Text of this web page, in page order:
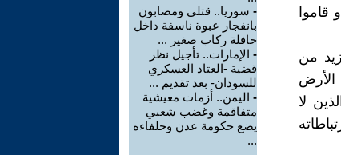
من
لا
- سوريا.. قتلى ومصابون
بانفجار عبوة ناسفة داخل
حافلة ركاب صغير ...
- الإمارات.. تأجيل نظر
قضية -العتاد العسكري
للسودان- بعد تقديم ...
- اليمن.. أزمات معيشية
متفاقمة وغضب شعبي
يضع حكومة عدن وحلفاءه
...